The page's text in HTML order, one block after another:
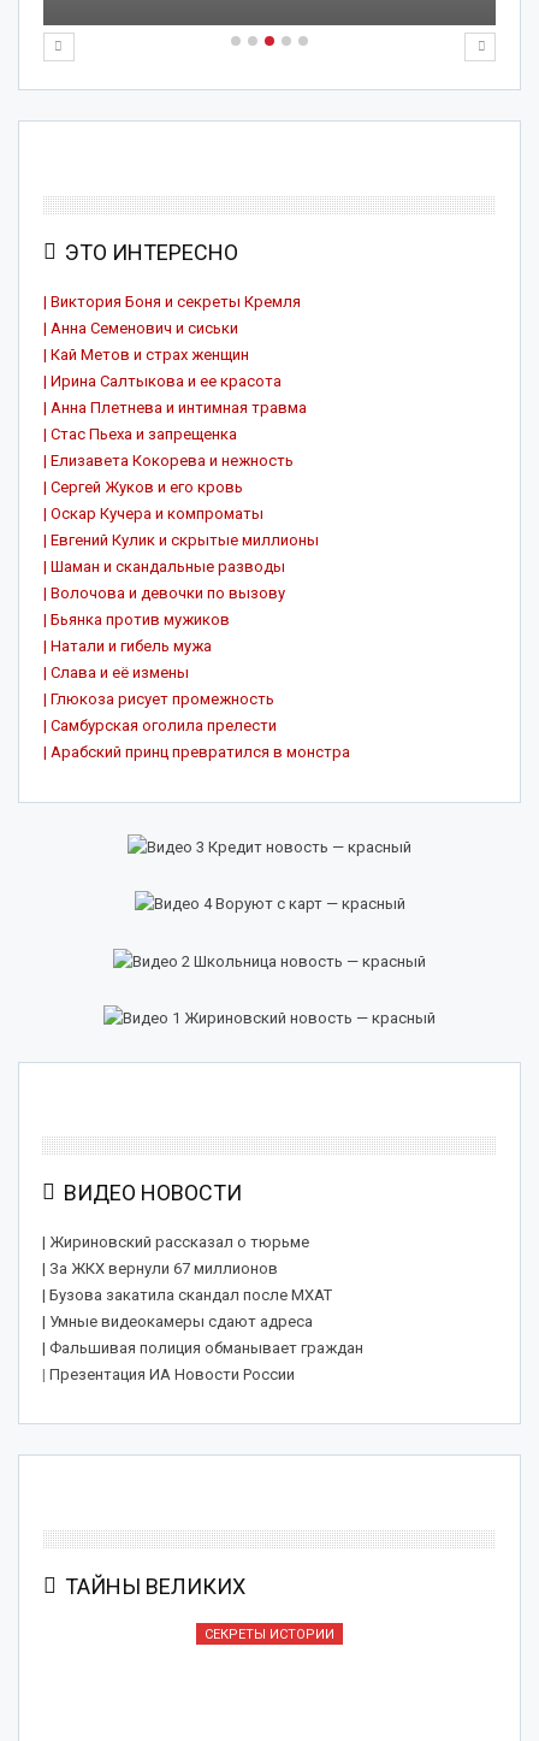
ЭТО ИНТЕРЕСНО
| Виктория Боня и секреты Кремля
| Анна Семенович и сиськи
| Кай Метов и страх женщин
| Ирина Салтыкова и ее красота
| Анна Плетнева и интимная травма
| Стас Пьеха и запрещенка
| Елизавета Кокорева и нежность
| Сергей Жуков и его кровь
| Оскар Кучера и компроматы
| Евгений Кулик и скрытые миллионы
| Шаман и скандальные разводы
| Волочова и девочки по вызову
| Бьянка против мужиков
| Натали и гибель мужа
| Слава и её измены
| Глюкоза рисует промежность
| Самбурская оголила прелести
| Арабский принц превратился в монстра
ВИДЕО НОВОСТИ
| Жириновский рассказал о тюрьме
| За ЖКХ вернули 67 миллионов
| Бузова закатила скандал после МХАТ
| Умные видеокамеры сдают адреса
| Фальшивая полиция обманывает граждан
| Презентация ИА Новости России
ТАЙНЫ ВЕЛИКИХ
СЕКРЕТЫ ИСТОРИИ